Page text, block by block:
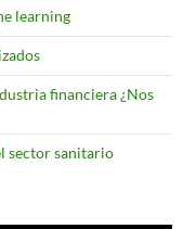
learning
financiera ¿Nos
sector sanitario